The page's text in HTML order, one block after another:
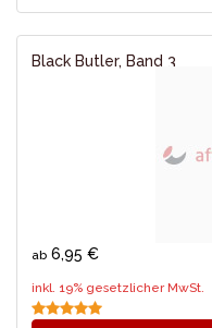
Black Butler, Band 3
ab 6,95 €
inkl. 19% gesetzlicher MwSt.